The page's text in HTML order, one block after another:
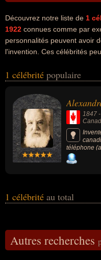
Découvrez notre liste de 1
1922 connues comme par
personnalités peuvent avoir
l'invention. Ces célébrités
peuvent avoir été canadien
1 célébrité populaire
1847 -
téléphone
réel
1 célébrité au total
Autres recherches